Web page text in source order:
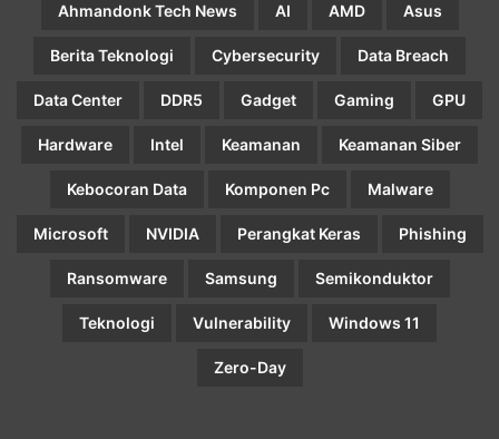
Ahmandonk Tech News AI AMD Asus
Berita Teknologi Cybersecurity Data Breach
Data Center DDR5 Gadget Gaming GPU
Hardware Intel Keamanan Keamanan Siber
Kebocoran Data Komponen Pc Malware
Microsoft NVIDIA Perangkat Keras Phishing
Ransomware Samsung Semikonduktor
Teknologi Vulnerability Windows 11
Zero-Day